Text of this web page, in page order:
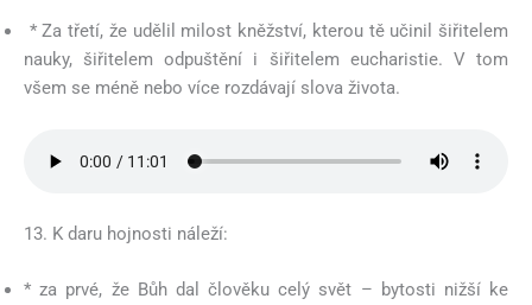
* Za třetí, že udělil milost kněžství, kterou tě učinil šiřitelem
nauky, šiřitelem odpuštění i šiřitelem eucharistie. V tom
všem se méně nebo více rozdávají slova života.
13. K daru hojnosti náleží:
* za prvé, že Bůh dal člověku celý svět – bytosti nižší ke